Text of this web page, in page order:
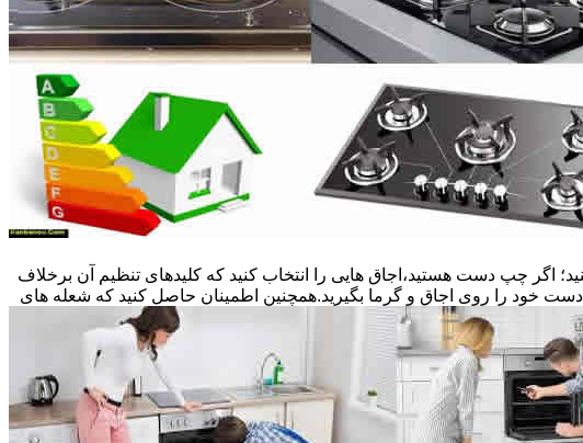
اگر چپ دست هستید،اجاق هایی را انتخاب کنید که کلیدهای تنظیم آن برخلاف
دست خود را روی اجاق و گرما بگیرید.همچنین اطمینان حاصل کنید که شعله های